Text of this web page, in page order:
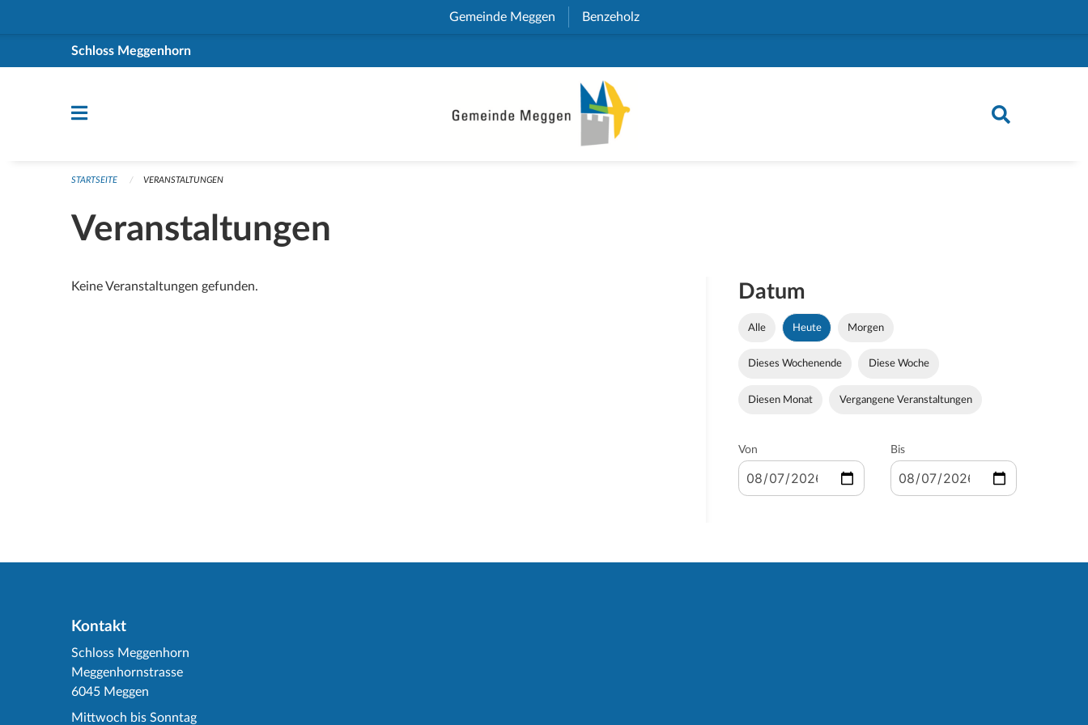
Gemeinde Meggen (External Link)
Benzeholz(External Link)
Schloss Meggenhorn
STARTSEITE VERANSTALTUNGEN
Veranstaltungen
Keine Veranstaltungen gefunden. Datum
Alle Heute Morgen
Dieses Wochenende Diese Woche
Diesen Monat Vergangene Veranstaltungen
Von Bis
Kontakt
Schloss Meggenhorn
Meggenhornstrasse
6045 Meggen
Mittwoch bis Sonntag